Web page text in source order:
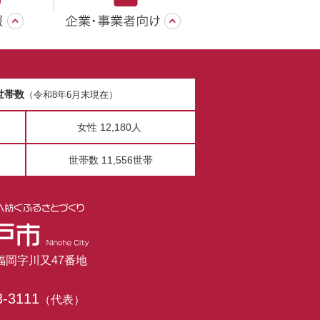
帯数（令和8年6月末現在）
女性 12,180人
世帯数 11,556世帯
字川又47番地
3111 （代表）